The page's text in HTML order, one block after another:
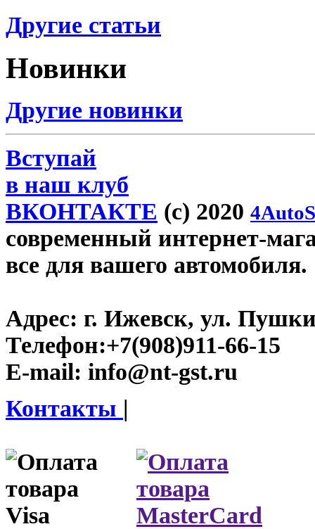
Другие статьи
Новинки
Другие новинки
Вступай
в наш клуб
ВКОНТАКТЕ (c) 2020
современный интернет-
все для вашего автомобиля.
Адрес: г. Ижевск, ул.
Телефон:+7(908)911-66-15
E-mail: info@nt-gst.ru
Контакты |